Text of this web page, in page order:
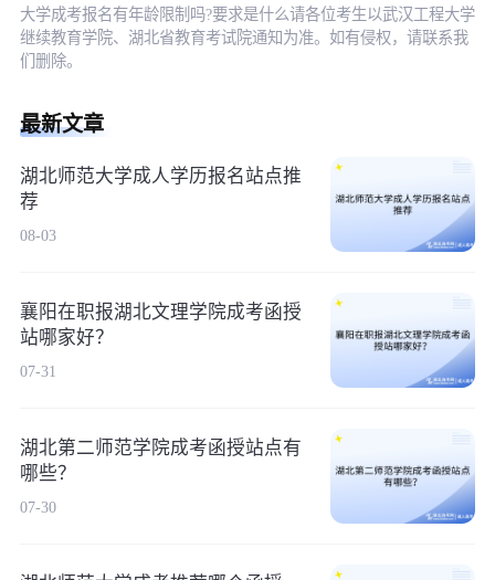
大学成考报名有年龄限制吗?要求是什么请各位考生以武汉工程大学
继续教育学院、湖北省教育考试院通知为准。如有侵权，请联系我
们删除。
最新文章
湖北师范大学成人学历报名站点推
荐
08-03
襄阳在职报湖北文理学院成考函授
站哪家好？
07-31
湖北第二师范学院成考函授站点有
哪些？
07-30